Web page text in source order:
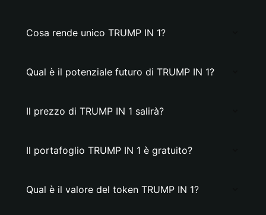
Cosa rende unico TRUMP IN 1?
Qual è il potenziale futuro di TRUMP IN 1?
Il prezzo di TRUMP IN 1 salirà?
Il portafoglio TRUMP IN 1 è gratuito?
Qual è il valore del token TRUMP IN 1?